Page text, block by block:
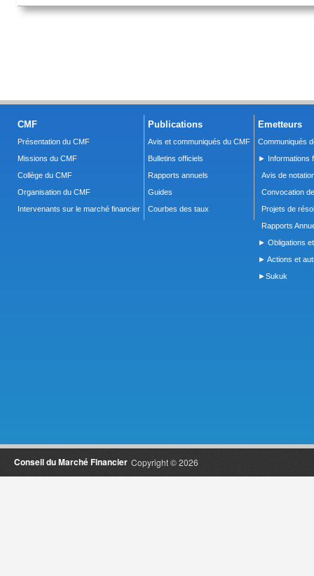
CMF
Présentation du CMF
Missions du CMF
Collège du CMF
Organisation du CMF
Intervenants sur le marché financier
Publications
Avis et communiqués du CMF
Bulletins officiels
Rapports annuels
Guides
Courbes des taux
Emetteurs
Communiqués
► Informations
Avis de
Convocation
Projets de
Rapports
► Obligations
► Actions et
►Sukuk
Copyright © 2026
Conseil du Marché Financier